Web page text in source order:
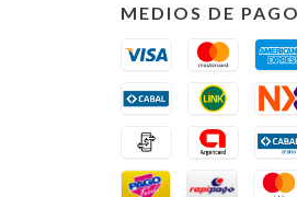
MEDIOS DE PAGO